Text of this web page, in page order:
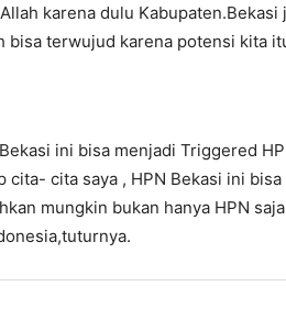
karena dulu
bisa terwujud karena potensi kita
ini bisa menjadi Triggered
cita- cita saya , HPN Bekasi ini
mungkin bukan hanya HPN